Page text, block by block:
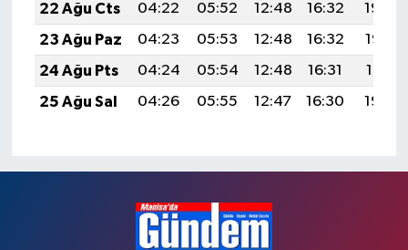
22 Ağu Cts
04:22 05:52 12:48 16:32
19:34
23 Ağu Paz
04:23 05:53 12:48 16:32
19:33
24 Ağu Pts
04:24 05:54 12:48 16:31
19:31
25 Ağu Sal
04:26 05:55 12:47 16:30 19:30